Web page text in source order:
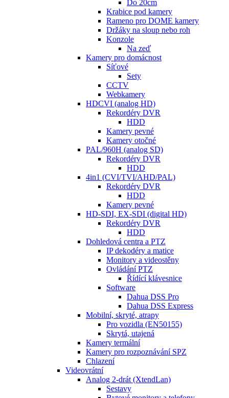
Do 20cm
Krabice pod kamery
Rameno pro DOME kamery
Držáky na sloup nebo roh
Konzole
Na zeď
Kamery pro domácnost
Síťové
Sety
CCTV
Webkamery
HDCVI (analog HD)
Rekordéry DVR
HDD
Kamery pevné
Kamery otočné
PAL/960H (analog SD)
Rekordéry DVR
HDD
4in1 (CVI/TVI/AHD/PAL)
Rekordéry DVR
HDD
Kamery pevné
HD-SDI, EX-SDI (digital HD)
Rekordéry DVR
HDD
Dohledová centra a PTZ
IP dekodéry a matice
Monitory a videostěny
Ovládání PTZ
Řídící klávesnice
Software
Dahua DSS Pro
Dahua DSS Express
Mobilní, skryté, atrapy
Pro vozidla (EN50155)
Skrytá, utajená
Kamery termální
Kamery pro rozpoznávání SPZ
Chlazení
Videovrátní
Analog 2-drát (XtendLan)
Sestavy